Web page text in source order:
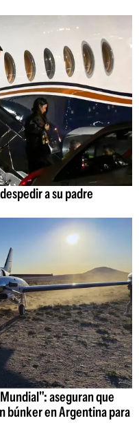
a su padre
aseguran que
búnker en Argentina para